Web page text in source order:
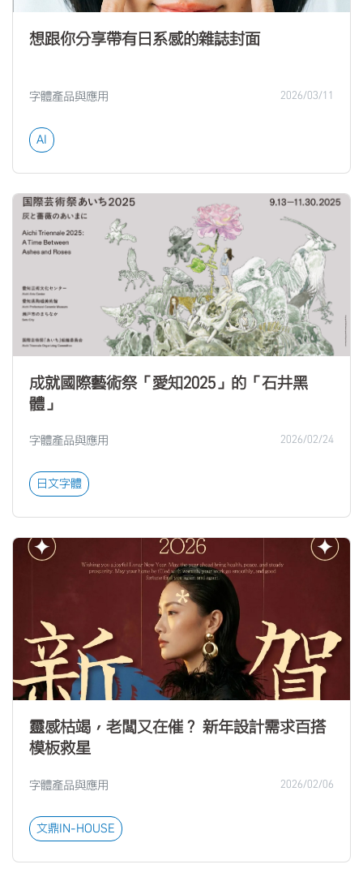
想跟你分享帶有日系感的雜誌封面
字體產品與應用 2026/03/11
AI
成就國際藝術祭「愛知2025」的「石井黑
體」
字體產品與應用 2026/02/24
日文字體
靈感枯竭，老闆又在催？ 新年設計需求百搭
模板救星
字體產品與應用 2026/02/06
文鼎IN-HOUSE